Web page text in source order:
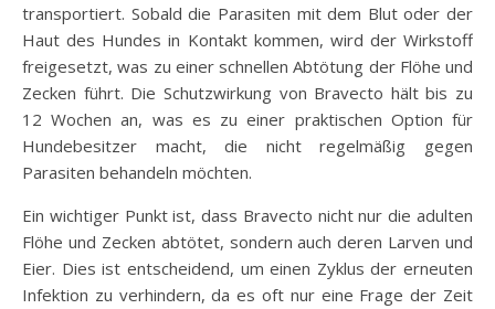
transportiert. Sobald die Parasiten mit dem Blut oder der
Haut des Hundes in Kontakt kommen, wird der Wirkstoff
freigesetzt, was zu einer schnellen Abtötung der Flöhe und
Zecken führt. Die Schutzwirkung von Bravecto hält bis zu
12 Wochen an, was es zu einer praktischen Option für
Hundebesitzer macht, die nicht regelmäßig gegen
Parasiten behandeln möchten.
Ein wichtiger Punkt ist, dass Bravecto nicht nur die adulten
Flöhe und Zecken abtötet, sondern auch deren Larven und
Eier. Dies ist entscheidend, um einen Zyklus der erneuten
Infektion zu verhindern, da es oft nur eine Frage der Zeit